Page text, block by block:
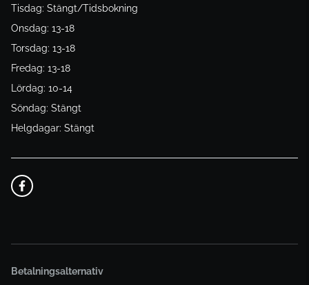
Tisdag: Stängt/Tidsbokning
Onsdag: 13-18
Torsdag: 13-18
Fredag: 13-18
Lördag: 10-14
Söndag: Stängt
Helgdagar: Stängt
Betalningsalternativ